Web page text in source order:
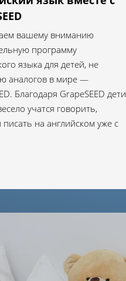
вашему вниманию
программу
языка для детей, не
аналогов в мире —
Благодаря GrapeSEED дети
учатся говорить,
писать на английском уже с